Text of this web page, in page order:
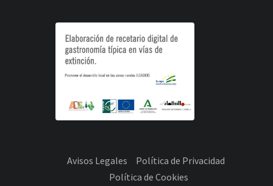
Avisos Legales
Política de Privacidad
Política de Cookies